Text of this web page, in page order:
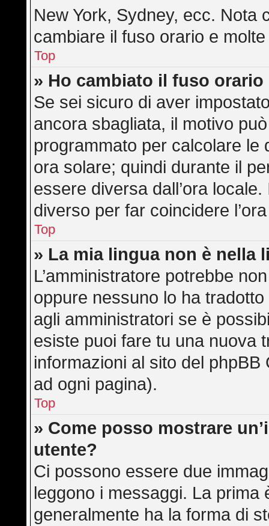
New York, Sydney, ecc. Nota
cambiare il fuso orario e
Top
» Ho cambiato il fuso orario
Se sei sicuro di aver
ancora sbagliata, il motivo
programmato per calcolare le
ora solare; quindi durante il
essere diversa dall’ora
diverso per far coincidere
Top
» La mia lingua non è nella
L’amministratore potrebbe
oppure nessuno lo ha
agli amministratori se è
esiste puoi fare tu una nuova
informazioni al sito del
ad ogni pagina).
Top
» Come posso mostrare
utente?
Ci possono essere due
leggono i messaggi. La prima
generalmente ha la forma di